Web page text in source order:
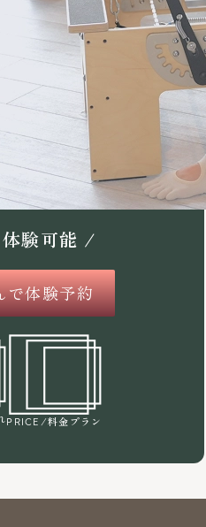
体験可能 /
で体験予約
PRICE /料金プラン